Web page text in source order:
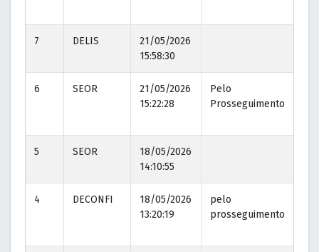
7 DELIS
21/05/2026
15:58:30
6 SEOR
21/05/2026
15:22:28
Pelo
Prosseguimento
5 SEOR
18/05/2026
14:10:55
4 DECONFI
18/05/2026
13:20:19
pelo
prosseguimento